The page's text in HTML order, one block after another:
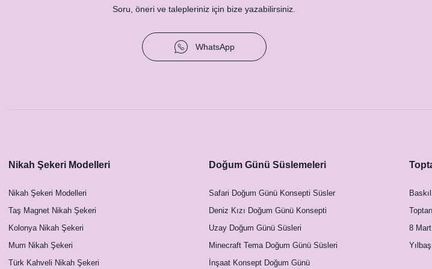
Gold Varak İsimli Çam Ağacı Baskılı Yılbaşı Ağacı Süsü
199,00 TL
Soru, öneri ve talepleriniz için bize yazabilirsiniz.
WhatsApp
Nikah Şekeri Modelleri
Nikah Şekeri Modelleri
Taş Magnet Nikah Şekeri
Kolonya Nikah Şekeri
Mum Nikah Şekeri
Türk Kahveli Nikah Şekeri
Doğum Günü Süslemeleri
Safari Doğum Günü Konsepti Süsler
Deniz Kızı Doğum Günü Konsepti
Uzay Doğum Günü Süsleri
Minecraft Tema Doğum Günü Süsleri
İnşaat Konsept Doğum Günü
8